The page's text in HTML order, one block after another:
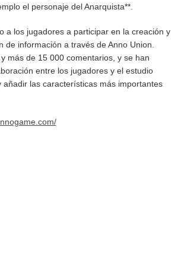
el personaje del Anarquista**.
a los jugadores a participar en la creación y
información a través de Anno Union.
más de 15 000 comentarios, y se han
entre los jugadores y el estudio
las características más importantes